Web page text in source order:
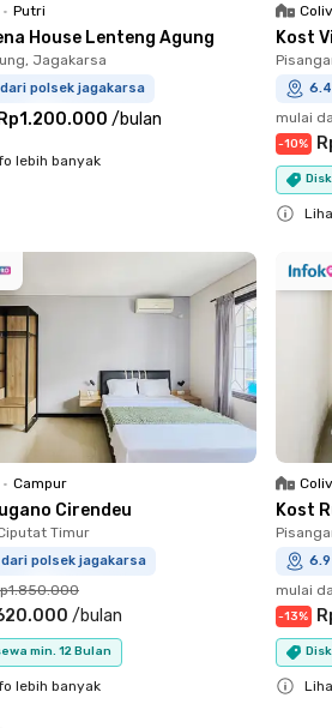
• Putri
House Lenteng Agung
Jagakarsa
polsek jagakarsa
Rp1.200.000 /bulan
lebih banyak
Kost
mulai
-10%
• Campur
Cirendeu
Timur
polsek jagakarsa
/bulan
min. 12 Bulan
lebih banyak
Kost
mulai
-13%